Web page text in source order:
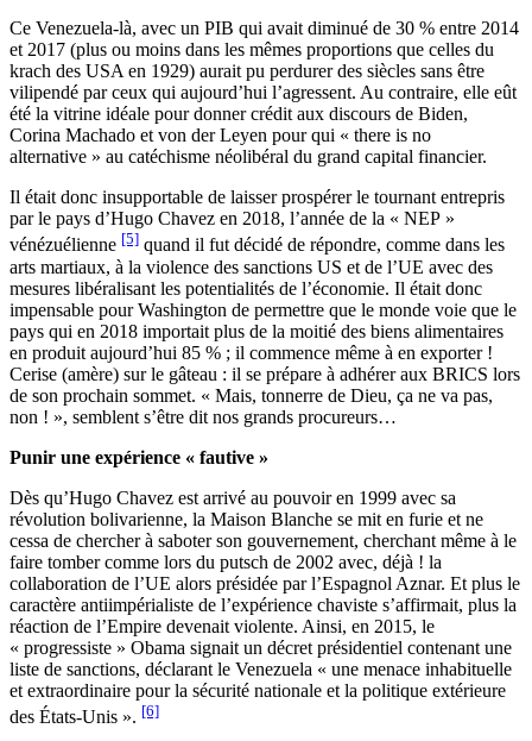
Ce Venezuela-là, avec un PIB qui avait diminué de 30 % entre 2014
et 2017 (plus ou moins dans les mêmes proportions que celles du
krach des USA en 1929) aurait pu perdurer des siècles sans être
vilipendé par ceux qui aujourd’hui l’agressent. Au contraire, elle eût
été la vitrine idéale pour donner crédit aux discours de Biden,
Corina Machado et von der Leyen pour qui « there is no
alternative » au catéchisme néolibéral du grand capital financier.
Il était donc insupportable de laisser prospérer le tournant entrepris
par le pays d’Hugo Chavez en 2018, l’année de la « NEP »
vénézuélienne [5] quand il fut décidé de répondre, comme dans les
arts martiaux, à la violence des sanctions US et de l’UE avec des
mesures libéralisant les potentialités de l’économie. Il était donc
impensable pour Washington de permettre que le monde voie que le
pays qui en 2018 importait plus de la moitié des biens alimentaires
en produit aujourd’hui 85 % ; il commence même à en exporter !
Cerise (amère) sur le gâteau : il se prépare à adhérer aux BRICS lors
de son prochain sommet. « Mais, tonnerre de Dieu, ça ne va pas,
non ! », semblent s’être dit nos grands procureurs…
Punir une expérience « fautive »
Dès qu’Hugo Chavez est arrivé au pouvoir en 1999 avec sa
révolution bolivarienne, la Maison Blanche se mit en furie et ne
cessa de chercher à saboter son gouvernement, cherchant même à le
faire tomber comme lors du putsch de 2002 avec, déjà ! la
collaboration de l’UE alors présidée par l’Espagnol Aznar. Et plus le
caractère antiimpérialiste de l’expérience chaviste s’affirmait, plus la
réaction de l’Empire devenait violente. Ainsi, en 2015, le
« progressiste » Obama signait un décret présidentiel contenant une
liste de sanctions, déclarant le Venezuela « une menace inhabituelle
et extraordinaire pour la sécurité nationale et la politique extérieure
des États-Unis ». [6]